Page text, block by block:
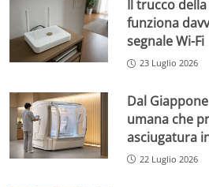
Il trucco
funziona
segnale Wi-Fi
23 Luglio 2026
Dal
umana che
asciugatura
22 Luglio 2026